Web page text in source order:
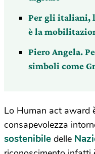
Per gli italiani,
è la
Piero Angela.
simboli come
Lo Human act award
consapevolezza
sostenibile delle